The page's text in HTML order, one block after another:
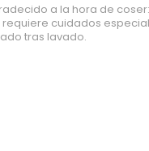
a la hora de
cuidados
tras lavado.